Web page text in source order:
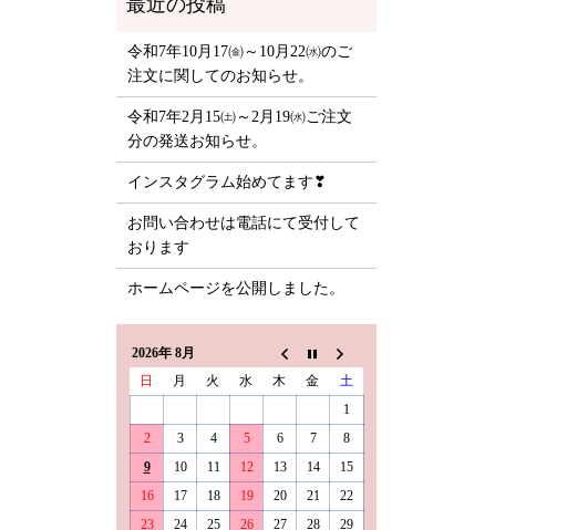
令和7年10月17㈮～10月22㈬のご
注文に関してのお知らせ。
令和7年2月15㈯～2月19㈬ご注文
分の発送お知らせ。
インスタグラム始めてます❣
お問い合わせは電話にて受付して
おります
ホームページを公開しました。
2026年 8月
日
月 火 水 木 金
土
1
2
3 4 5 6 7
8
9
10 11 12 13 14
15
16
17 18 19 20 21
22
23
24 25 26 27 28 29